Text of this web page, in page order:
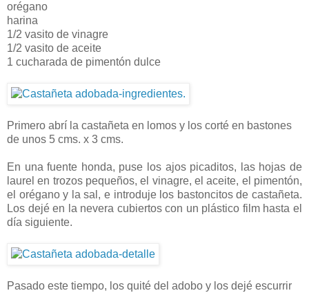
orégano
harina
1/2 vasito de vinagre
1/2 vasito de aceite
1 cucharada de pimentón dulce
Primero abrí la castañeta en lomos y los corté en bastones
de unos 5 cms. x 3 cms.
En una fuente honda, puse los ajos picaditos, las hojas de
laurel en trozos pequeños, el vinagre, el aceite, el pimentón,
el orégano y la sal, e introduje los bastoncitos de castañeta.
Los dejé en la nevera cubiertos con un plástico film hasta el
día siguiente.
Pasado este tiempo, los quité del adobo y los dejé escurrir